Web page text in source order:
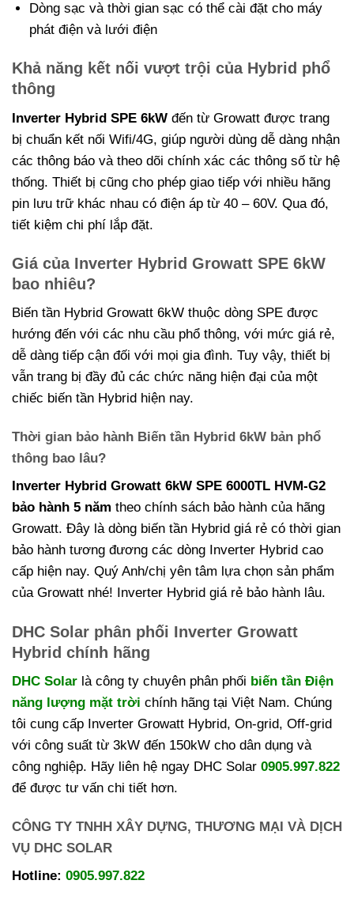
Dòng sạc và thời gian sạc có thể cài đặt cho máy
phát điện và lưới điện
Khả năng kết nối vượt trội của Hybrid phổ
thông
Inverter Hybrid SPE 6kW đến từ Growatt được trang
bị chuẩn kết nối Wifi/4G, giúp người dùng dễ dàng nhận
các thông báo và theo dõi chính xác các thông số từ hệ
thống. Thiết bị cũng cho phép giao tiếp với nhiều hãng
pin lưu trữ khác nhau có điện áp từ 40 – 60V. Qua đó,
tiết kiệm chi phí lắp đặt.
Giá của Inverter Hybrid Growatt SPE 6kW
bao nhiêu?
Biến tần Hybrid Growatt 6kW thuộc dòng SPE được
hướng đến với các nhu cầu phổ thông, với mức giá rẻ,
dễ dàng tiếp cận đối với mọi gia đình. Tuy vậy, thiết bị
vẫn trang bị đầy đủ các chức năng hiện đại của một
chiếc biến tần Hybrid hiện nay.
Thời gian bảo hành Biến tần Hybrid 6kW bản phổ
thông bao lâu?
Inverter Hybrid Growatt 6kW SPE 6000TL HVM-G2
bảo hành 5 năm theo chính sách bảo hành của hãng
Growatt. Đây là dòng biến tần Hybrid giá rẻ có thời gian
bảo hành tương đương các dòng Inverter Hybrid cao
cấp hiện nay. Quý Anh/chị yên tâm lựa chọn sản phẩm
của Growatt nhé! Inverter Hybrid giá rẻ bảo hành lâu.
DHC Solar phân phối Inverter Growatt
Hybrid chính hãng
DHC Solar là công ty chuyên phân phối biến tần Điện
năng lượng mặt trời chính hãng tại Việt Nam. Chúng
tôi cung cấp Inverter Growatt Hybrid, On-grid, Off-grid
với công suất từ 3kW đến 150kW cho dân dụng và
công nghiệp. Hãy liên hệ ngay DHC Solar 0905.997.822
để được tư vấn chi tiết hơn.
CÔNG TY TNHH XÂY DỰNG, THƯƠNG MẠI VÀ DỊCH
VỤ DHC SOLAR
Hotline: 0905.997.822